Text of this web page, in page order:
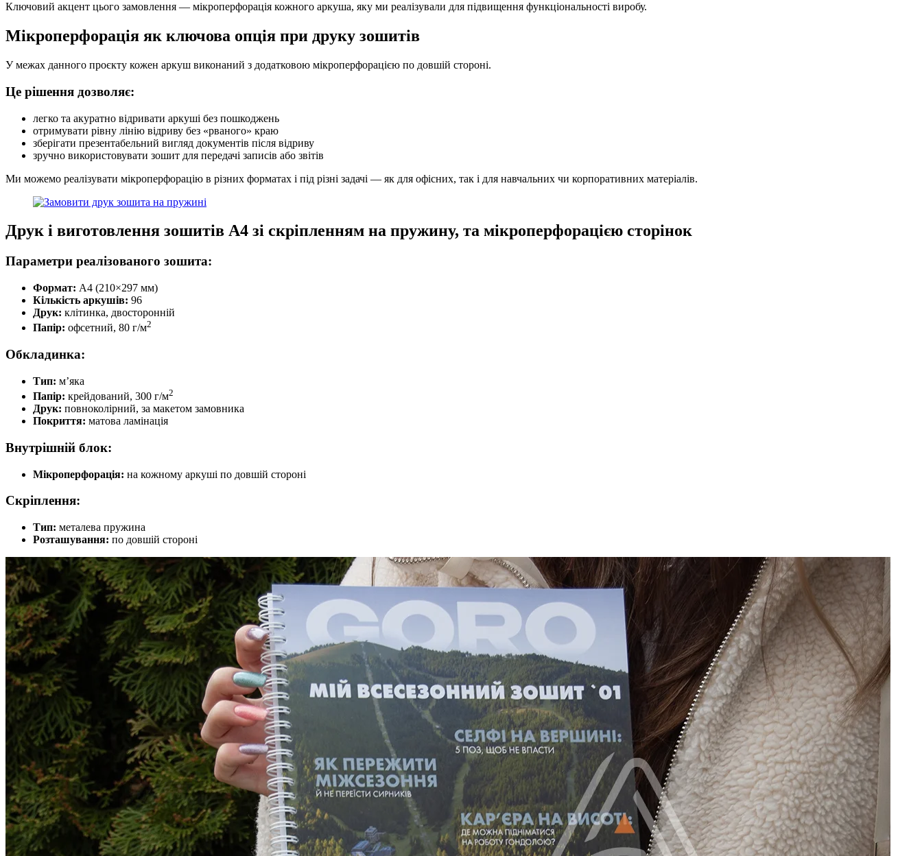
Ключовий акцент цього замовлення — мікроперфорація кожного аркуша, яку ми реалізували для підвищення функціональності виробу.
Мікроперфорація як ключова опція при друку зошитів
У межах данного проєкту кожен аркуш виконаний з додатковою мікроперфорацією по довшій стороні.
Це рішення дозволяє:
легко та акуратно відривати аркуші без пошкоджень
отримувати рівну лінію відриву без «рваного» краю
зберігати презентабельний вигляд документів після відриву
зручно використовувати зошит для передачі записів або звітів
Ми можемо реалізувати мікроперфорацію в різних форматах і під різні задачі — як для офісних, так і для навчальних чи корпоративних матеріалів.
Друк і виготовлення зошитів А4 зі скріпленням на пружину, та мікроперфорацією сторінок
Параметри реалізованого зошита:
Формат: А4 (210×297 мм)
Кількість аркушів: 96
Друк: клітинка, двосторонній
Папір: офсетний, 80 г/м2
Обкладинка:
Тип: м’яка
Папір: крейдований, 300 г/м2
Друк: повноколірний, за макетом замовника
Покриття: матова ламінація
Внутрішній блок:
Мікроперфорація: на кожному аркуші по довшій стороні
Скріплення:
Тип: металева пружина
Розташування: по довшій стороні